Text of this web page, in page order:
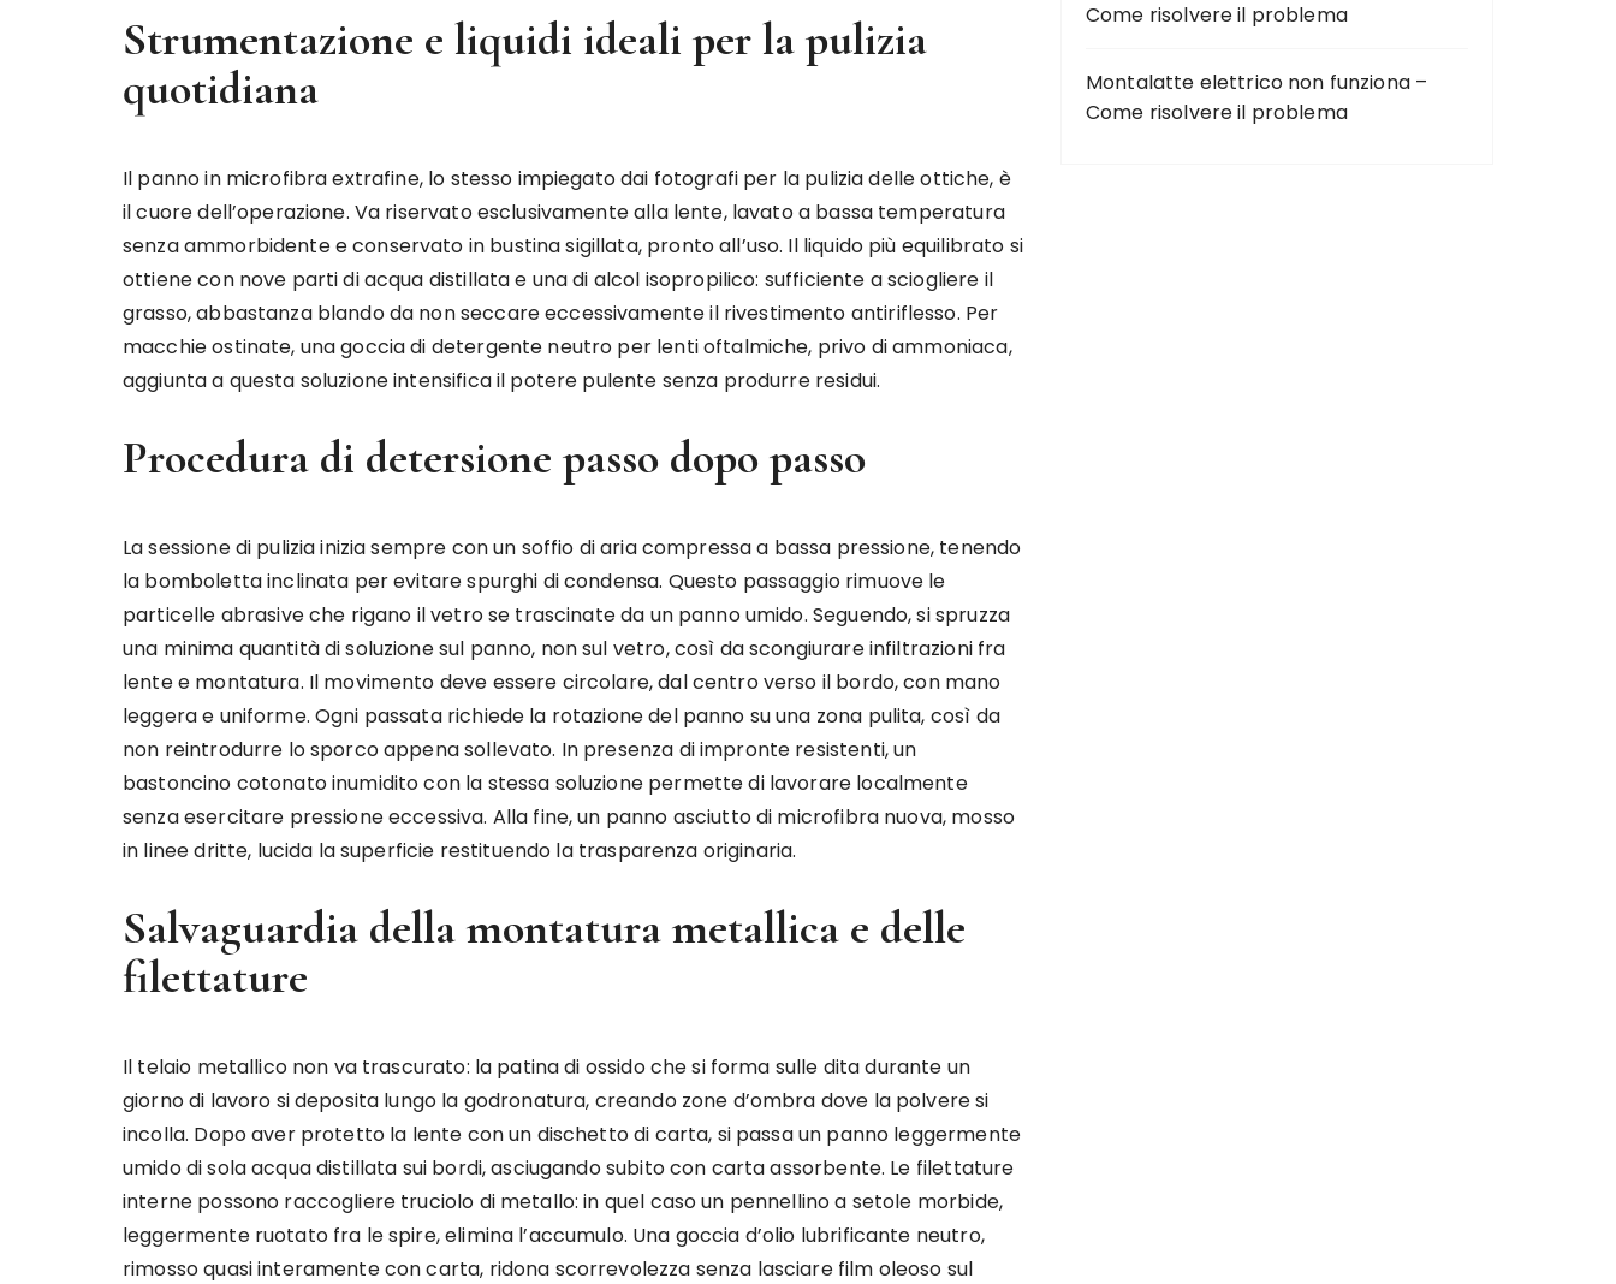
Strumentazione e liquidi ideali per la pulizia
quotidiana
Il panno in microfibra extrafine, lo stesso impiegato dai fotografi per la pulizia delle ottiche, è
il cuore dell’operazione. Va riservato esclusivamente alla lente, lavato a bassa temperatura
senza ammorbidente e conservato in bustina sigillata, pronto all’uso. Il liquido più equilibrato si
ottiene con nove parti di acqua distillata e una di alcol isopropilico: sufficiente a sciogliere il
grasso, abbastanza blando da non seccare eccessivamente il rivestimento antiriflesso. Per
macchie ostinate, una goccia di detergente neutro per lenti oftalmiche, privo di ammoniaca,
aggiunta a questa soluzione intensifica il potere pulente senza produrre residui.
Procedura di detersione passo dopo passo
La sessione di pulizia inizia sempre con un soffio di aria compressa a bassa pressione, tenendo
la bomboletta inclinata per evitare spurghi di condensa. Questo passaggio rimuove le
particelle abrasive che rigano il vetro se trascinate da un panno umido. Seguendo, si spruzza
una minima quantità di soluzione sul panno, non sul vetro, così da scongiurare infiltrazioni fra
lente e montatura. Il movimento deve essere circolare, dal centro verso il bordo, con mano
leggera e uniforme. Ogni passata richiede la rotazione del panno su una zona pulita, così da
non reintrodurre lo sporco appena sollevato. In presenza di impronte resistenti, un
bastoncino cotonato inumidito con la stessa soluzione permette di lavorare localmente
senza esercitare pressione eccessiva. Alla fine, un panno asciutto di microfibra nuova, mosso
in linee dritte, lucida la superficie restituendo la trasparenza originaria.
Salvaguardia della montatura metallica e delle
filettature
Il telaio metallico non va trascurato: la patina di ossido che si forma sulle dita durante un
giorno di lavoro si deposita lungo la godronatura, creando zone d’ombra dove la polvere si
incolla. Dopo aver protetto la lente con un dischetto di carta, si passa un panno leggermente
umido di sola acqua distillata sui bordi, asciugando subito con carta assorbente. Le filettature
interne possono raccogliere truciolo di metallo: in quel caso un pennellino a setole morbide,
leggermente ruotato fra le spire, elimina l’accumulo. Una goccia d’olio lubrificante neutro,
rimosso quasi interamente con carta, ridona scorrevolezza senza lasciare film oleoso sul
Come risolvere il problema
Montalatte elettrico non funziona –
Come risolvere il problema